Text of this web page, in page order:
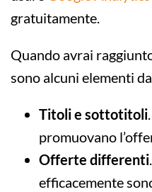
gratuitamente.
Quando avrai
sono alcuni elementi
Titoli e sottotitoli
promuovano
Offerte differenti
efficacemente